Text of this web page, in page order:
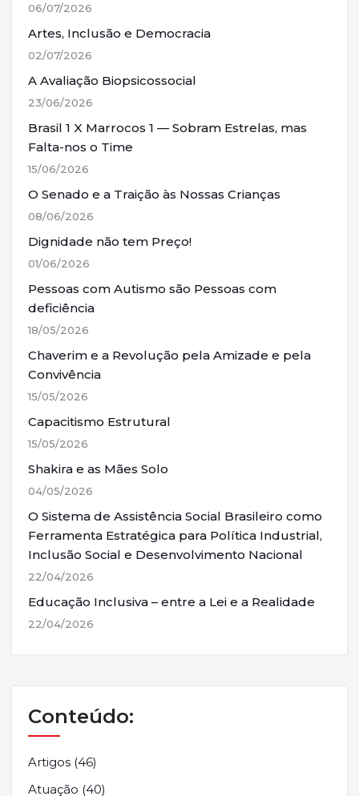
06/07/2026
Artes, Inclusão e Democracia
02/07/2026
A Avaliação Biopsicossocial
23/06/2026
Brasil 1 X Marrocos 1 — Sobram Estrelas, mas
Falta-nos o Time
15/06/2026
O Senado e a Traição às Nossas Crianças
08/06/2026
Dignidade não tem Preço!
01/06/2026
Pessoas com Autismo são Pessoas com
deficiência
18/05/2026
Chaverim e a Revolução pela Amizade e pela
Convivência
15/05/2026
Capacitismo Estrutural
15/05/2026
Shakira e as Mães Solo
04/05/2026
O Sistema de Assistência Social Brasileiro como
Ferramenta Estratégica para Política Industrial,
Inclusão Social e Desenvolvimento Nacional
22/04/2026
Educação Inclusiva – entre a Lei e a Realidade
22/04/2026
Conteúdo:
Artigos (46)
Atuação (40)